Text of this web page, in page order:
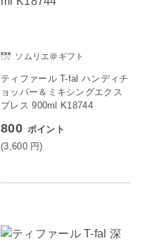
ソムリエ＠ギフト
ティファール T-fal ハンディチ
ョッパー＆ミキシングエクス
プレス 900ml K18744
800 ポイント
(3,600 円)